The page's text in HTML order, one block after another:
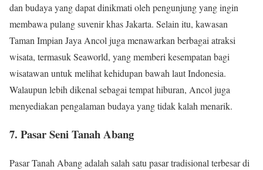
dan budaya yang dapat dinikmati oleh pengunjung yang ingin
membawa pulang suvenir khas Jakarta. Selain itu, kawasan
Taman Impian Jaya Ancol juga menawarkan berbagai atraksi
wisata, termasuk Seaworld, yang memberi kesempatan bagi
wisatawan untuk melihat kehidupan bawah laut Indonesia.
Walaupun lebih dikenal sebagai tempat hiburan, Ancol juga
menyediakan pengalaman budaya yang tidak kalah menarik.
7. Pasar Seni Tanah Abang
Pasar Tanah Abang adalah salah satu pasar tradisional terbesar di